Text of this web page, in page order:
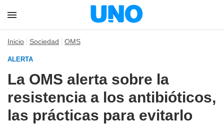
Inicio Sociedad OMS
ALERTA
La OMS alerta sobre la
resistencia a los antibióticos,
las prácticas para evitarlo